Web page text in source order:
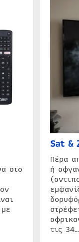
στο
Sat &
Πέρα
ή
τις 34…